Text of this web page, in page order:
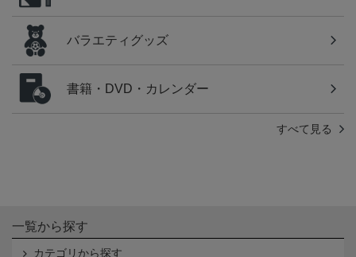
バラエティグッズ
書籍・DVD・カレンダー
すべて見る
一覧から探す
カテゴリから探す